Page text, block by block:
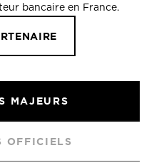
bancaire en France.
MAJEURS
OFFICIELS